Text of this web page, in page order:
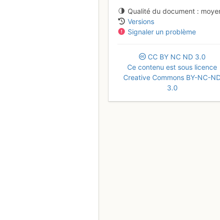
Qualité du document
Versions
Signaler un problème
CC BY NC ND 3.0
Ce contenu est sous licence
Creative Commons BY-NC-
3.0